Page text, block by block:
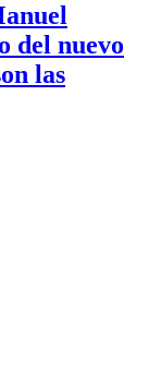
del nuevo
las